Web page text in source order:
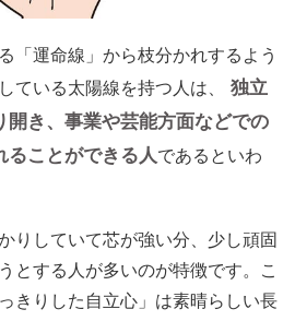
「運命線」から枝分かれするよう
ている太陽線を持つ人は、
独立
開き、事業や芸能方面などでの
ることができる人であるといわ
りしていて芯が強い分、少し頑固
とする人が多いのが特徴です。こ
きりした自立心」は素晴らしい長